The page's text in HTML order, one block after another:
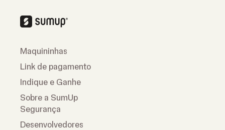
Maquininhas
Link de pagamento
Indique e Ganhe
Sobre a SumUp
Segurança
Desenvolvedores